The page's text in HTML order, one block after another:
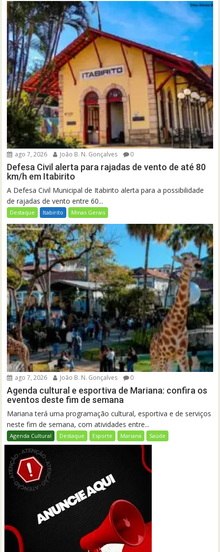
ago 7, 2026 João B. N. Gonçalves 0
Defesa Civil alerta para rajadas de vento de até 80
km/h em Itabirito
A Defesa Civil Municipal de Itabirito alerta para a possibilidade
de rajadas de vento entre 60...
Destaque Itabirito Minas Gerais
ago 7, 2026 João B. N. Gonçalves 0
Agenda cultural e esportiva de Mariana: confira os
eventos deste fim de semana
Mariana terá uma programação cultural, esportiva e de serviços
neste fim de semana, com atividades entre...
Agenda Cultural Destaque Esporte Mariana Saúde